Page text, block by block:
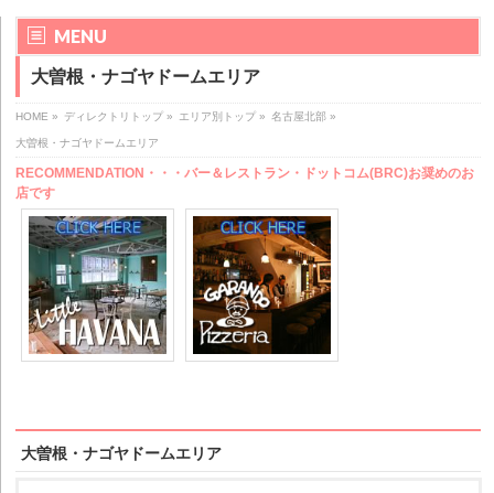
MENU
大曽根・ナゴヤドームエリア
HOME » ディレクトリトップ » エリア別トップ » 名古屋北部 »
大曽根・ナゴヤドームエリア
RECOMMENDATION・・・バー＆レストラン・ドットコム(BRC)お奨めのお
店です
大曽根・ナゴヤドームエリア